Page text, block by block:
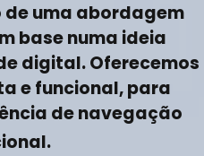
deuma abordagem
mbasenuma ideia
e digital. Oferecemos
ae funcional, para
ncia denavegação
ional.